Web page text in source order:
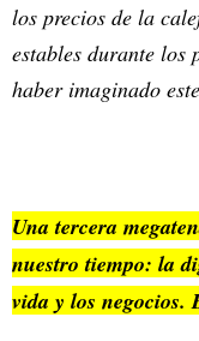
los precios de la
estables durante los
haber imaginado
Una tercera
nuestro tiempo: la
vida y los